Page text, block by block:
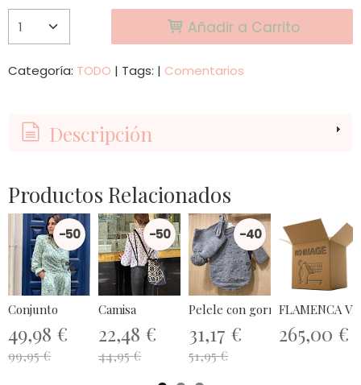
Añadir a Carrito
Categoría: TODO | Tags: | Comentarios
Descripción
Productos Relacionados
-50
%
Conjunto
49,98 €
99,95 €
-50
%
Camisa
22,48 €
44,95 €
-40
%
Pelele con gorrito gris
31,17 €
51,95 €
FLAMENCA
265,00 €